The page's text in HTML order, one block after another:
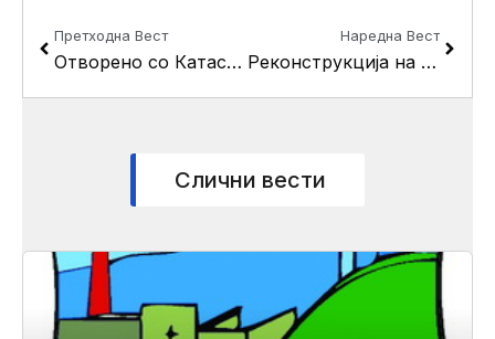
Претходна Вест
Отворено со Катастарот во село Драчево
Наредна Вест
Реконструкција на ул. “Ратко Митровиќ” со краци
Слични вести